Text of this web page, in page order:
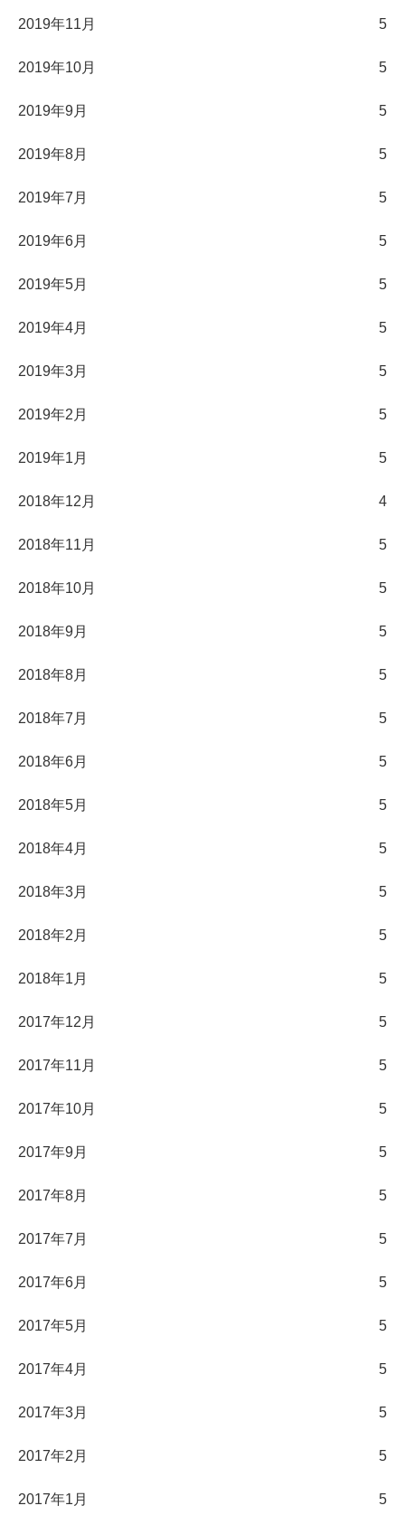
2019年11月 5
2019年10月 5
2019年9月 5
2019年8月 5
2019年7月 5
2019年6月 5
2019年5月 5
2019年4月 5
2019年3月 5
2019年2月 5
2019年1月 5
2018年12月 4
2018年11月 5
2018年10月 5
2018年9月 5
2018年8月 5
2018年7月 5
2018年6月 5
2018年5月 5
2018年4月 5
2018年3月 5
2018年2月 5
2018年1月 5
2017年12月 5
2017年11月 5
2017年10月 5
2017年9月 5
2017年8月 5
2017年7月 5
2017年6月 5
2017年5月 5
2017年4月 5
2017年3月 5
2017年2月 5
2017年1月 5